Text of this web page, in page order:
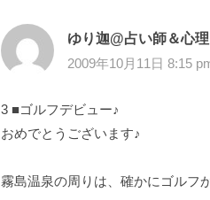
ゆり迦@占い師＆心
2009年10月11日 8:15
3 ■ゴルフデビュー♪
おめでとうございます♪
霧島温泉の周りは、確かにゴルフ